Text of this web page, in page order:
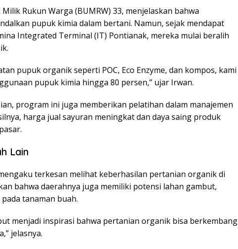
Rukun Warga (BUMRW) 33, menjelaskan bahwa
pupuk kimia dalam bertani. Namun, sejak mendapat
Integrated Terminal (IT) Pontianak, mereka mulai beralih
pupuk organik seperti POC, Eco Enzyme, dan kompos, kami
pupuk kimia hingga 80 persen,” ujar Irwan.
program ini juga memberikan pelatihan dalam manajemen
harga jual sayuran meningkat dan daya saing produk
Lain
terkesan melihat keberhasilan pertanian organik di
bahwa daerahnya juga memiliki potensi lahan gambut,
tanaman buah.
menjadi inspirasi bahwa pertanian organik bisa berkembang
jelasnya.